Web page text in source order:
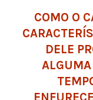
COMO O
DELE